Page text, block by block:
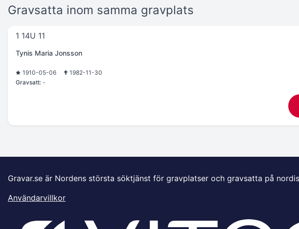
Gravsatta inom samma gravplats
1 14U 11
Tynis Maria Jonsson
1910-05-06
1982-11-30
Gravsatt: -
Gravar.se är Nordens största söktjänst för gravplatser och gravsatta på
Användarvillkor